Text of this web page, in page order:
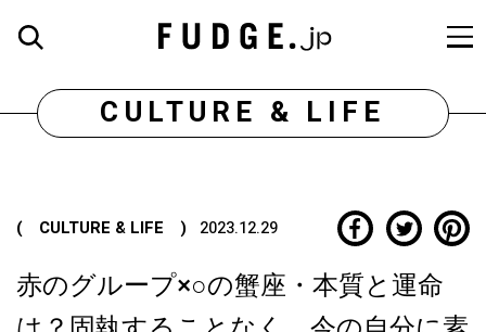
CULTURE & LIFE
( CULTURE & LIFE ) 2023.12.29
赤のグループ×○の蟹座・本質と運命